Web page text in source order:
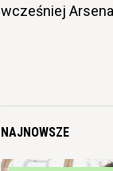
wcześniej
NAJNOWSZE